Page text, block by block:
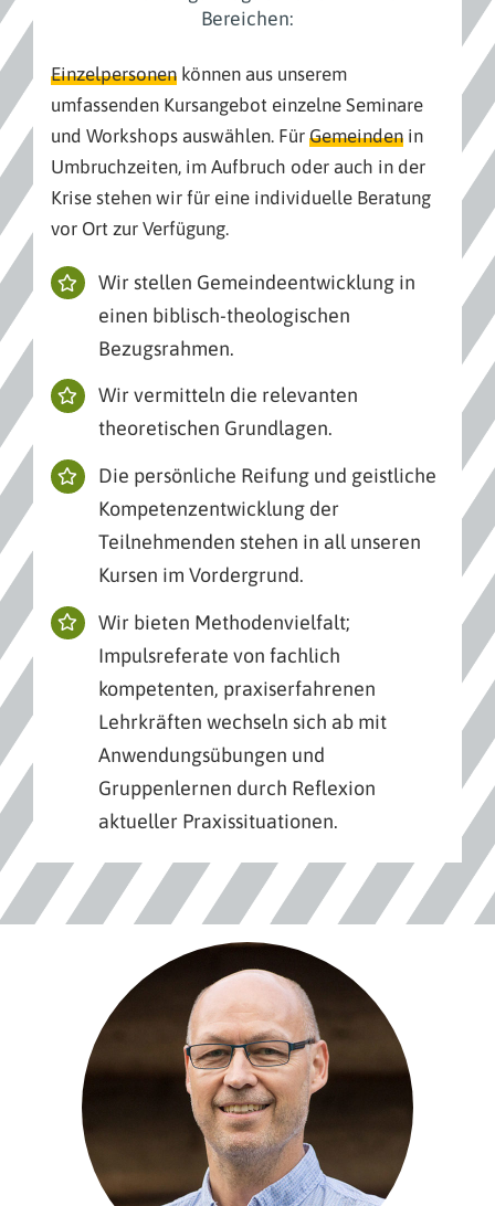
Bereichen:
Einzelpersonen können aus unserem
umfassenden Kursangebot einzelne Seminare
und Workshops auswählen. Für Gemeinden in
Umbruchzeiten, im Aufbruch oder auch in der
Krise stehen wir für eine individuelle Beratung
vor Ort zur Verfügung.
Wir stellen Gemeindeentwicklung in
einen biblisch-theologischen
Bezugsrahmen.
Wir vermitteln die relevanten
theoretischen Grundlagen.
Die persönliche Reifung und geistliche
Kompetenzentwicklung der
Teilnehmenden stehen in all unseren
Kursen im Vordergrund.
Wir bieten Methodenvielfalt;
Impulsreferate von fachlich
kompetenten, praxiserfahrenen
Lehrkräften wechseln sich ab mit
Anwendungsübungen und
Gruppenlernen durch Reflexion
aktueller Praxissituationen.